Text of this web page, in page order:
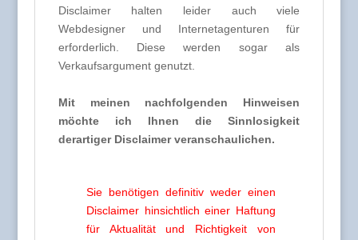
Disclaimer halten leider auch viele
Webdesigner und Internetagenturen für
erforderlich. Diese werden sogar als
Verkaufsargument genutzt.
Mit meinen nachfolgenden Hinweisen
möchte ich Ihnen die Sinnlosigkeit
derartiger Disclaimer veranschaulichen.
Sie benötigen definitiv weder einen
Disclaimer hinsichtlich einer Haftung
für Aktualität und Richtigkeit von